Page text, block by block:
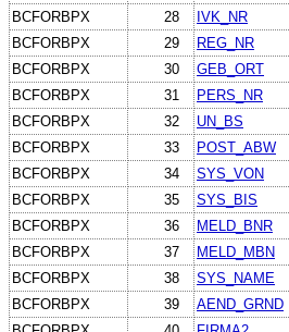
BCFORBPX
28 IVK_NR
BCFORBPX
29 REG_NR
BCFORBPX
30 GEB_ORT
BCFORBPX
31 PERS_NR
BCFORBPX
32 UN_BS
BCFORBPX
33 POST_ABW
BCFORBPX
34 SYS_VON
BCFORBPX
35 SYS_BIS
BCFORBPX
36 MELD_BNR
BCFORBPX
37 MELD_MBN
BCFORBPX
38 SYS_NAME
BCFORBPX
39 AEND_GRND